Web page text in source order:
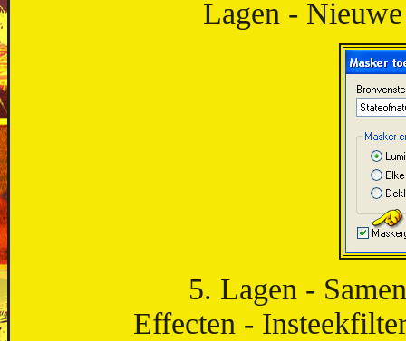
Lagen -
5. Lagen -
Effecten -